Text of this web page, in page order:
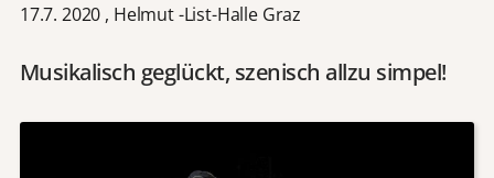
17.7. 2020 , Helmut -List-Halle Graz
Musikalisch geglückt, szenisch allzu simpel!